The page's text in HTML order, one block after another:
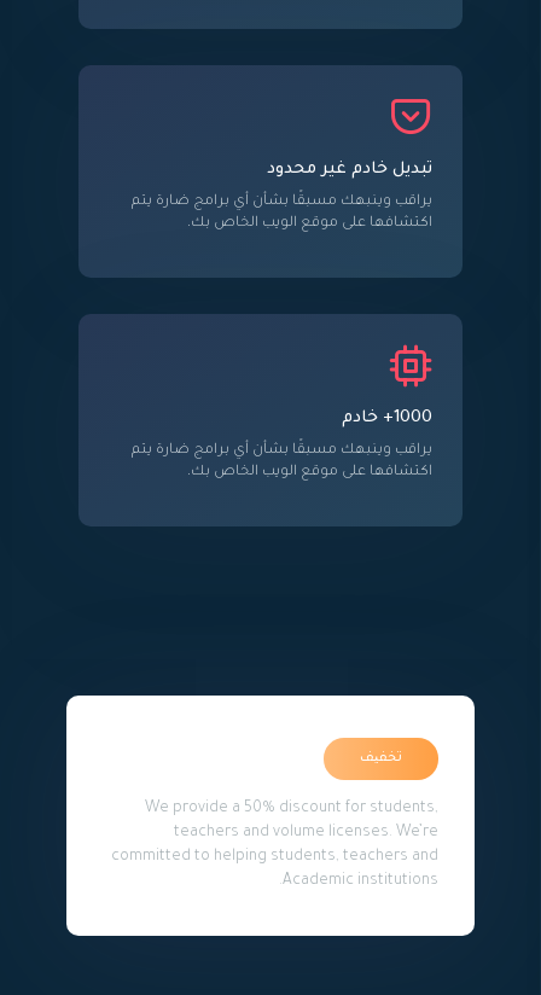
تبديل خادم غير محدود
يراقب وينبهك مسبقًا بشأن أي برامج ضارة يتم
اكتشافها على موقع الويب الخاص بك.
1000+ خادم
يراقب وينبهك مسبقًا بشأن أي برامج ضارة يتم
اكتشافها على موقع الويب الخاص بك.
تخفیف
We provide a 50% discount for students,
teachers and volume licenses. We’re
committed to helping students, teachers and
Academic institutions.